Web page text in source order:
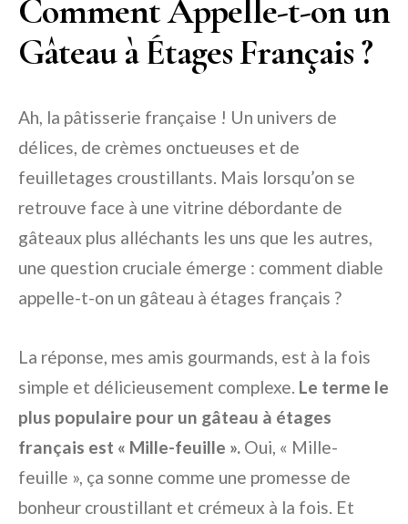
Comment Appelle-t-on un
Gâteau à Étages Français ?
Ah, la pâtisserie française ! Un univers de
délices, de crèmes onctueuses et de
feuilletages croustillants. Mais lorsqu’on se
retrouve face à une vitrine débordante de
gâteaux plus alléchants les uns que les autres,
une question cruciale émerge : comment diable
appelle-t-on un gâteau à étages français ?
La réponse, mes amis gourmands, est à la fois
simple et délicieusement complexe. Le terme le
plus populaire pour un gâteau à étages
français est « Mille-feuille ». Oui, « Mille-
feuille », ça sonne comme une promesse de
bonheur croustillant et crémeux à la fois. Et